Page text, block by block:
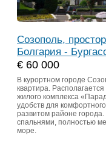
Созополь,
Болгария -
€ 60 000
В курортном городе
квартира.
жилого комплекса
удобств для
развитом районе
спальнями, полностью
море.